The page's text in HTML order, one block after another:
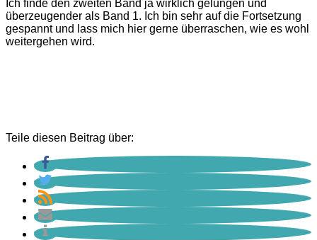
Ich finde den zweiten Band ja wirklich gelungen und
überzeugender als Band 1. Ich bin sehr auf die Fortsetzung
gespannt und lass mich hier gerne überraschen, wie es wohl
weitergehen wird.
Teile diesen Beitrag über: